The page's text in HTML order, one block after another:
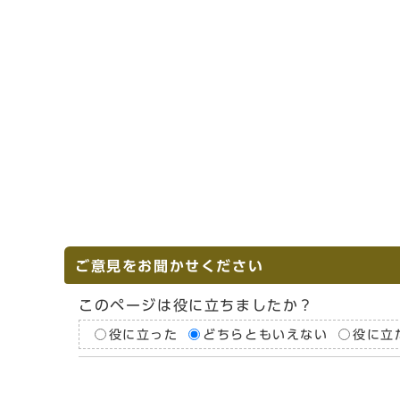
ご意見をお聞かせください
このページは役に立ちましたか？
役に立った どちらともいえない 役に立